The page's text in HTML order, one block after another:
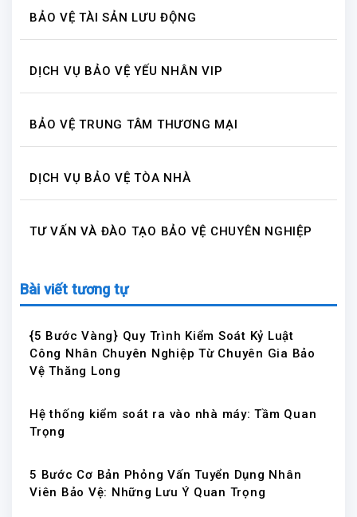
BẢO VỆ TÀI SẢN LƯU ĐỘNG
DỊCH VỤ BẢO VỆ YẾU NHÂN VIP
BẢO VỆ TRUNG TÂM THƯƠNG MẠI
DỊCH VỤ BẢO VỆ TÒA NHÀ
TƯ VẤN VÀ ĐÀO TẠO BẢO VỆ CHUYÊN NGHIỆP
Bài viết tương tự
{5 Bước Vàng} Quy Trình Kiểm Soát Kỷ Luật
Công Nhân Chuyên Nghiệp Từ Chuyên Gia Bảo
Vệ Thăng Long
Hệ thống kiểm soát ra vào nhà máy: Tầm Quan
Trọng
5 Bước Cơ Bản Phỏng Vấn Tuyển Dụng Nhân
Viên Bảo Vệ: Những Lưu Ý Quan Trọng